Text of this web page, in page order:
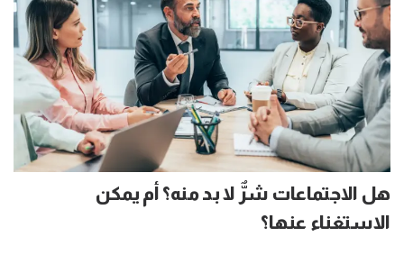
هل الاجتماعات شرٌّ لا بد منه؟ أم يمكن
الاستغناء عنها؟